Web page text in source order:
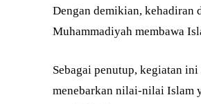
Dengan demikian, kehadiran
Muhammadiyah membawa
Sebagai penutup, kegiatan
menebarkan nilai-nilai Islam